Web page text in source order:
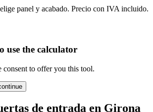
panel y acabado. Precio con IVA incluido.
use the calculator
consent to offer you this tool.
de entrada en Girona